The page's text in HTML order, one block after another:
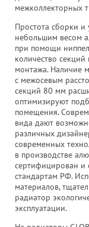
межколлекторных
Простота сборки и
небольшим весом
при помощи
количество
монтажа. Наличие
с межосевым
секций 80 мм
оптимизируют
помещения.
вида дают
различных
современных
в производстве
сертифицирован и
стандартам РФ.
материалов,
радиатор
эксплуатации.